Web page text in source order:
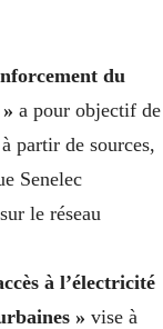
du
a pour objectif de
partir de sources,
Senelec
le réseau
à l’électricité
» vise à